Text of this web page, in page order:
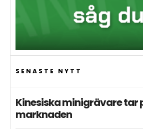
SENASTE NYTT
Kinesiska minigrävare tar
marknaden